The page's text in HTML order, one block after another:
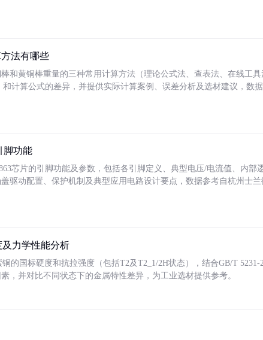
法有哪些
和黄铜棒重量的三种常用计算方法（理论公式法、查表法、在线工
和计算公式的差异，并提供实际计算案例、误差分析及选材建议，数
脚功能
芯片的引脚功能及参数，包括各引脚定义、典型电压/电流值、内部
驱动配置、保护机制及典型应用电路设计要点，数据参考自杭州士
力学性能分析
的国标硬度和抗拉强度（包括T2及T2_1/2H状态），结合GB/T
，并对比不同状态下的金属特性差异，为工业选材提供参考。